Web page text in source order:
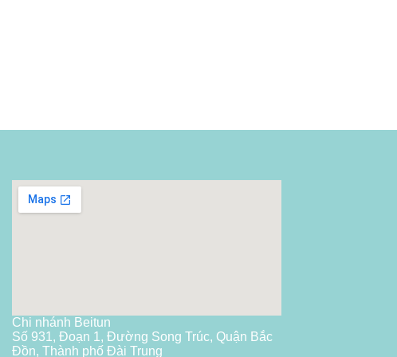
Chi nhánh Beitun
Số 931, Đoạn 1, Đường Song Trúc, Quận Bắc
Đồn, Thành phố Đài Trung